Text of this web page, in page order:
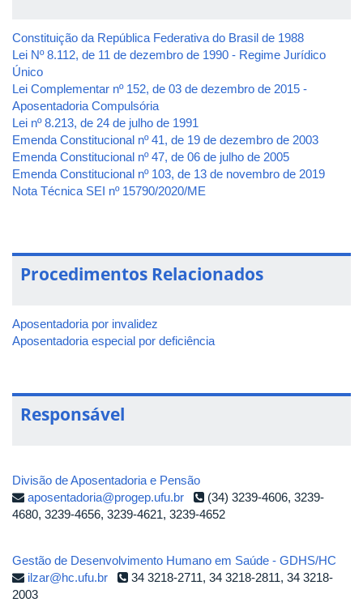
Constituição da República Federativa do Brasil de 1988
Lei Nº 8.112, de 11 de dezembro de 1990 - Regime Jurídico
Único
Lei Complementar nº 152, de 03 de dezembro de 2015 -
Aposentadoria Compulsória
Lei nº 8.213, de 24 de julho de 1991
Emenda Constitucional nº 41, de 19 de dezembro de 2003
Emenda Constitucional nº 47, de 06 de julho de 2005
Emenda Constitucional nº 103, de 13 de novembro de 2019
Nota Técnica SEI nº 15790/2020/ME
Procedimentos Relacionados
Aposentadoria por invalidez
Aposentadoria especial por deficiência
Responsável
Divisão de Aposentadoria e Pensão
aposentadoria@progep.ufu.br
(34) 3239-4606, 3239-
4680, 3239-4656, 3239-4621, 3239-4652
Gestão de Desenvolvimento Humano em Saúde - GDHS/HC
ilzar@hc.ufu.br
34 3218-2711, 34 3218-2811, 34 3218-
2003